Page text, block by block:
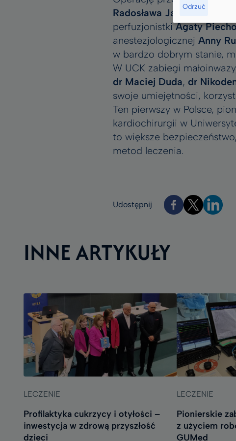
Radosława Jaworskiego
perfuzjonistkiAgaty
anestezjologicznej Anny
w bardzo dobrym stanie,
W UCK zabiegi
dr Maciej Duda, dr
swoje umiejętności,
Ten pierwszy w Polsce,
kardiochirurgii w
to większe
metod leczenia.
Udostępnij
INNE ARTYKUŁY
LECZENIE
Profilaktyka cukrzycy i otyłości –
inwestycja w zdrową przyszłość
dzieci
LECZENIE
Pionierskie
z użyciem
GUMed
Odrzuć